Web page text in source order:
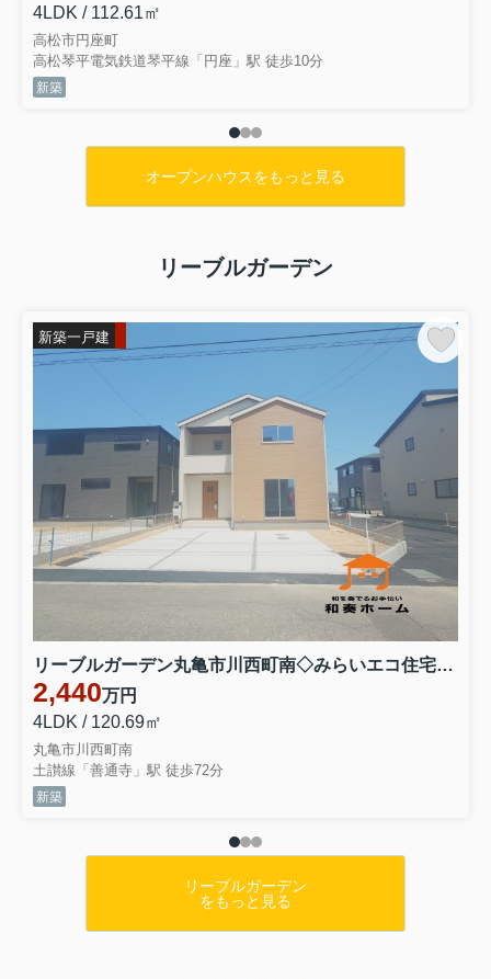
4LDK / 112.61㎡
高松市円座町
高松琴平電気鉄道琴平線「円座」駅 徒歩10分
新築
オープンハウスをもっと見る
リーブルガーデン
新築一戸建
リーブルガーデン丸亀市川西町南◇みらいエコ住宅補助金対象のお得な長期優良住宅です。 ３号棟
2,440万円
4LDK / 120.69㎡
丸亀市川西町南
土讃線「善通寺」駅 徒歩72分
新築
リーブルガーデン
をもっと見る